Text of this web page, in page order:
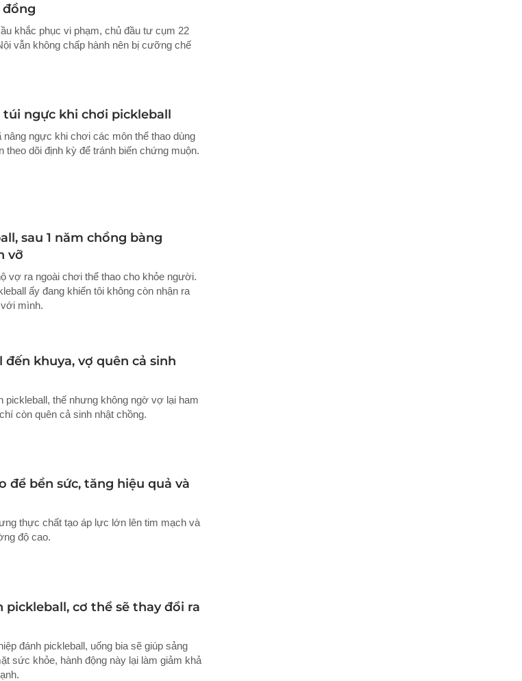
khắc phục vi phạm, chủ đầu tư cụm 22
vẫn không chấp hành nên bị cưỡng chế
túi ngực khi chơi pickleball
ngực khi chơi các môn thể thao dùng
theo dõi định kỳ để tránh biến chứng muộn.
sau 1 năm chồng bàng
vỡ
vợ ra ngoài chơi thể thao cho khỏe người.
ấy đang khiến tôi không còn nhận ra
mình.
khuya, vợ quên cả sinh
thế nhưng không ngờ vợ lại ham
còn quên cả sinh nhật chồng.
để bền sức, tăng hiệu quả và
thực chất tạo áp lực lớn lên tim mạch và
độ cao.
pickleball, cơ thể sẽ thay đổi ra
đánh pickleball, uống bia sẽ giúp sảng
sức khỏe, hành động này lại làm giảm khả